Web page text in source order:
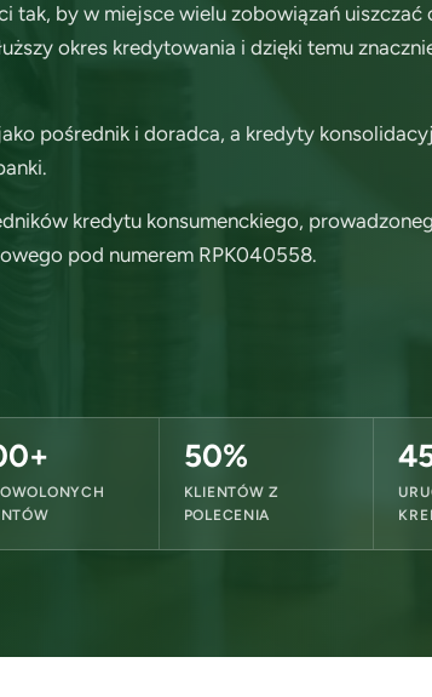
tak, by w miejsce wielu zobowiązań uiszczać
okres kredytowania i dzięki temu
pośrednik i doradca, a kredyty
kredytu konsumenckiego,
pod numerem RPK040558.
50%
KLIENTÓW Z
POLECENIA